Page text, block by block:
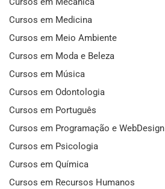
Cursos em Medicina
Cursos em Meio Ambiente
Cursos em Moda e Beleza
Cursos em Música
Cursos em Odontologia
Cursos em Português
Cursos em Programação e WebDesign
Cursos em Psicologia
Cursos em Química
Cursos em Recursos Humanos